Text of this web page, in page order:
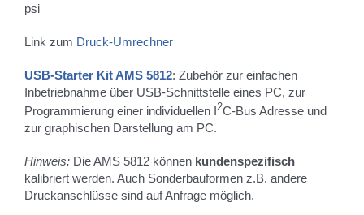
psi
Link zum Druck-Umrechner
USB-Starter Kit AMS 5812: Zubehör zur einfachen
Inbetriebnahme über USB-Schnittstelle eines PC, zur
Programmierung einer individuellen I2C-Bus Adresse und
zur graphischen Darstellung am PC.
Hinweis:Die AMS 5812 können kundenspezifisch
kalibriert werden. Auch Sonderbauformen z.B. andere
Druckanschlüsse sind auf Anfrage möglich.